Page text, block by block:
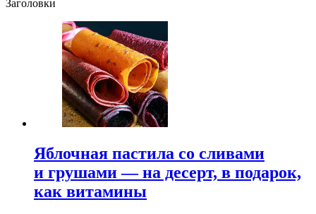
Заголовки
Яблочная пастила со сливами
и грушами — на десерт, в подарок,
как витамины